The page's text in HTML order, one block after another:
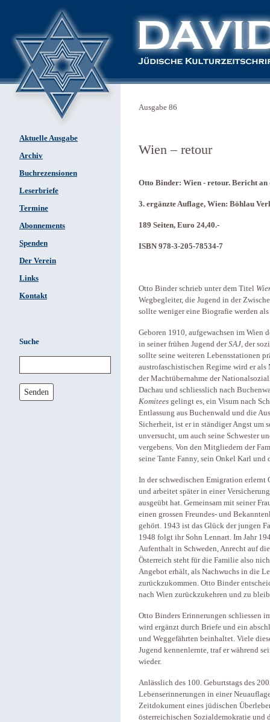
Aktuelle Ausgabe
Archiv
Buchrezensionen
Leserbriefe
Termine
Abonnements
Spenden
Der Verein
Links
Kontakt
Suche
Senden
Ausgabe 86
Wien – retour
Otto Binder: Wien - retour. Bericht an
3. ergänzte Auflage, Wien: Böhlau
189 Seiten, Euro 24,40.-
ISBN 978-3-205-78534-7
Otto Binder schrieb unter dem Titel
Wegbegleiter, die Jugend in der
sollte weniger eine Biografie werden
Geboren 1910, aufgewachsen im Wien
in seiner frühen Jugend derSAJ, der
sollte seine weiteren Lebensstationen
austrofaschistischen Regime wird er
der Machtübernahme der
Dachau und schliesslich nach
Komitees gelingt es, ein Visum nach
Entlassung aus Buchenwald und die
Sicherheit, ist er in ständiger Angst um
unversucht, um auch seine Schwester
vergebens. Von den Mitgliedern der
seine Tante Fanny, sein Onkel Karl und
In der schwedischen Emigration
und arbeitet später in einer
ausgeübt hat. Gemeinsam mit seiner
einen grossen Freundes- und
gehört. 1943 ist das Glück der jungen
1948 folgt ihr Sohn Lennart. Im Jahr
Aufenthalt in Schweden, Anrecht auf
Österreich steht für die Familie also
Angebot erhält, als Nachwuchs in die
zurückzukommen. Otto Binder
nach Wien zurückzukehren und zu
Otto Binders Erinnerungen schliessen
wird ergänzt durch Briefe und ein
und Weggefährten beinhaltet. Viele
Jugend kennenlernte, traf er während
wieder.
Anlässlich des 100. Geburtstags des
Lebenserinnerungen in einer
Zeitdokument eines jüdischen
österreichischen Sozialdemokratie und